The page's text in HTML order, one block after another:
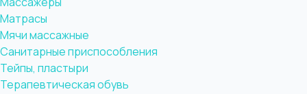
Матрасы
Мячи массажные
Санитарные приспособления
Тейпы, пластыри
Терапевтическая обувь